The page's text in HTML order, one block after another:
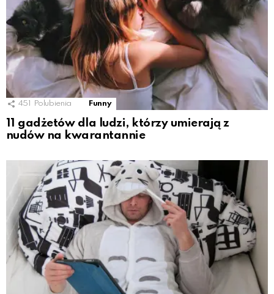
451 Polubienia Funny
11 gadżetów dla ludzi, którzy umierają z
nudów na kwarantannie